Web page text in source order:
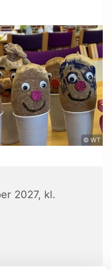
© WT
2027, kl.